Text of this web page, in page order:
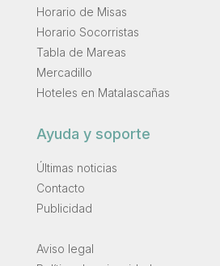
Horario de Misas
Horario Socorristas
Tabla de Mareas
Mercadillo
Hoteles en Matalascañas
Ayuda y soporte
Últimas noticias
Contacto
Publicidad
Aviso legal